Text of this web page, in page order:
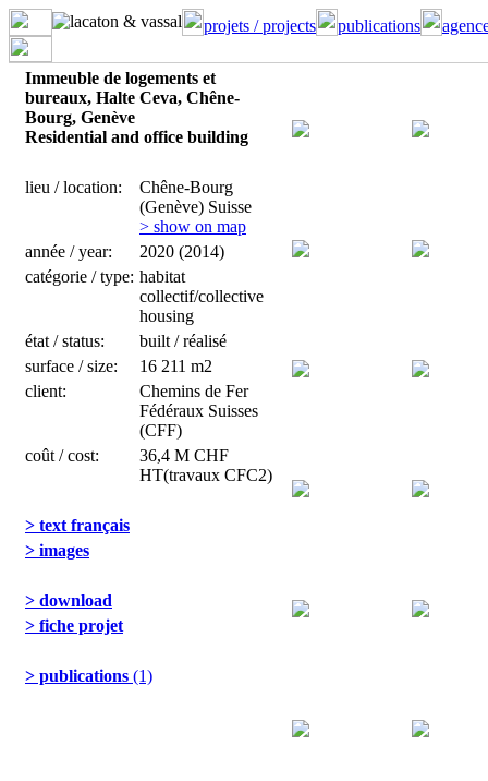
projets / projects publications
Immeuble de logements et
bureaux, Halte Ceva, Chêne-
Bourg, Genève
Residential and office building
lieu / location:
Chêne-Bourg
(Genève) Suisse
> show on map
année / year:
2020 (2014)
catégorie / type: habitat
collectif/collective
housing
état / status:
built / réalisé
surface / size:
16 211 m2
client:
Chemins de Fer
Fédéraux Suisses
(CFF)
coût / cost:
36,4 M CHF
HT(travaux CFC2)
> text français
> images
> download
> fiche projet
> publications (1)